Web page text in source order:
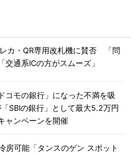
カ・QR専用改札機に賛否 「問
交通系ICの方がスムーズ」
コモの銀行」になった不満を吸
SBIの銀行」として最大5.2万円
ャンペーンを開催
房可能「タンスのゲン スポット